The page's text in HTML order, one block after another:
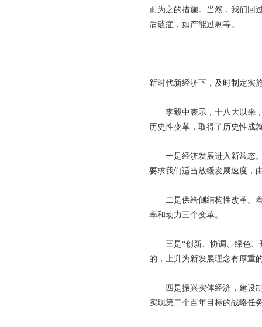
而为之的措施。当然，我们回
后遗症，如产能过剩等。
新时代新经济下，及时制定实
李毅中表示，十八大以来，
历史性变革，取得了历史性成
一是经济发展进入新常态。
要求我们适当放缓发展速度，
二是供给侧结构性改革。着
率和动力三个变革。
三是“创新、协调、绿色、
的，上升为新发展理念有厚重
四是振兴实体经济，建设制
实现第二个百年目标的战略任